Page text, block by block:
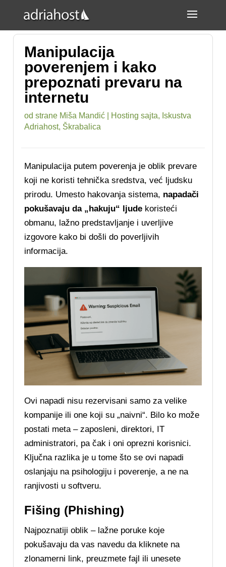
Manipulacija
poverenjem i kako
prepoznati prevaru na
internetu
od strane Miša Mandić Hosting sajta, Iskustva
Adriahost, Škrabalica
Manipulacija putem poverenja je oblik prevare
koji ne koristi tehnička sredstva, već ljudsku
prirodu. Umesto hakovanja sistema, napadači
pokušavaju da „hakuju“ ljude koristeći
obmanu, lažno predstavljanje i uverljive
izgovore kako bi došli do poverljivih
informacija.
Ovi napadi nisu rezervisani samo za velike
kompanije ili one koji su „naivni“. Bilo ko može
postati meta – zaposleni, direktori, IT
administratori, pa čak i oni oprezni korisnici.
Ključna razlika je u tome što se ovi napadi
oslanjaju na psihologiju i poverenje, a ne na
ranjivosti u softveru.
Fišing (Phishing)
Najpoznatiji oblik – lažne poruke koje
pokušavaju da vas navedu da kliknete na
zlonamerni link, preuzmete fajl ili unesete